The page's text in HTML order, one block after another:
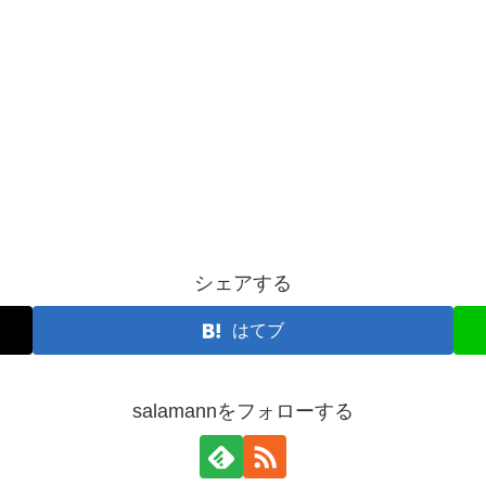
シェアする
はてブ
salamannをフォローする